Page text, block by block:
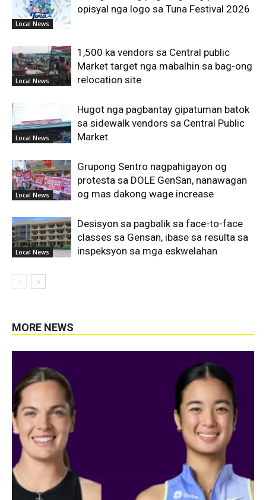
Local News
opisyal nga logo sa Tuna Festival 2026
Local News
1,500 ka vendors sa Central public
Market target nga mabalhin sa bag-ong
relocation site
Local News
Hugot nga pagbantay gipatuman batok
sa sidewalk vendors sa Central Public
Market
Local News
Grupong Sentro nagpahigayon og
protesta sa DOLE GenSan, nanawagan
og mas dakong wage increase
Local News
Desisyon sa pagbalik sa face-to-face
classes sa Gensan, ibase sa resulta sa
inspeksyon sa mga eskwelahan
MORE NEWS